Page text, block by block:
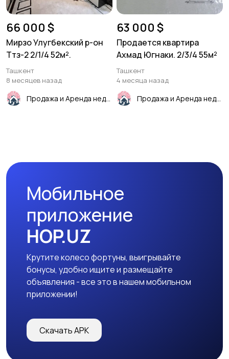
66 000 $
Мирзо Улугбекский р-он
Ттз-2 2/1/4 52м².
Ташкент
8 месяцев назад
63 000 $
Продается квартира
Ахмад Югнаки. 2/3/4 55м²
Ташкент
4 месяца назад
Мобильное
приложение
HOP.UZ
Крутите колесо фортуны, выигрывайте
бонусы, удобно ищите и размещайте
объявления - все это в нашем мобильном
приложении!
Скачать APK